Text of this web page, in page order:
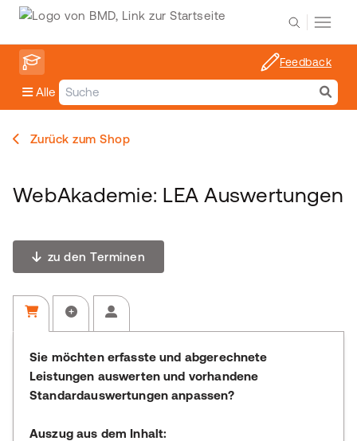
Alle
Feedback
Zurück zum Shop
WebAkademie: LEA Auswertungen
zu den Terminen
Sie möchten erfasste und abgerechnete
Leistungen auswerten und vorhandene
Standardauswertungen anpassen?
Auszug aus dem Inhalt: